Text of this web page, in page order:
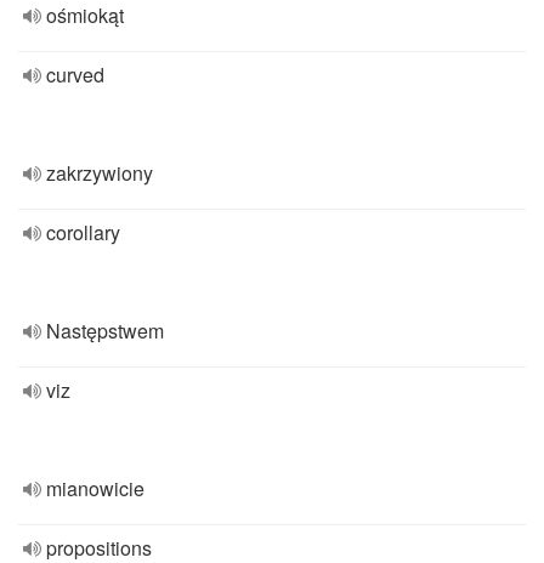
ośmiokąt
curved
zakrzywiony
corollary
Następstwem
viz
mianowicie
propositions